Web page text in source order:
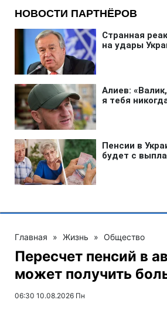
Главная » Жизнь » Общество
Пересчет пенсий в
может получить
06:30 10.08.2026 Пн